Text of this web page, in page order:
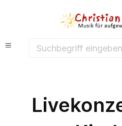
Suchbegriff eingeben ...